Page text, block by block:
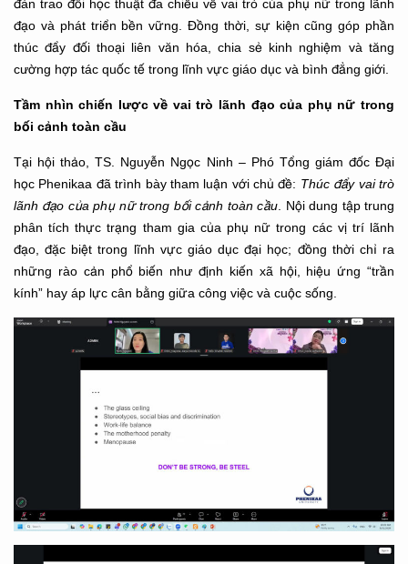
đàn trao đổi học thuật đa chiều về vai trò của phụ nữ trong lãnh
đạo và phát triển bền vững. Đồng thời, sự kiện cũng góp phần
thúc đẩy đối thoại liên văn hóa, chia sẻ kinh nghiệm và tăng
cường hợp tác quốc tế trong lĩnh vực giáo dục và bình đẳng giới.
Tầm nhìn chiến lược về vai trò lãnh đạo của phụ nữ trong
bối cảnh toàn cầu
Tại hội thảo, TS. Nguyễn Ngọc Ninh – Phó Tổng giám đốc Đại
học Phenikaa đã trình bày tham luận với chủ đề: Thúc đẩy vai trò
lãnh đạo của phụ nữ trong bối cảnh toàn cầu . Nội dung tập trung
phân tích thực trạng tham gia của phụ nữ trong các vị trí lãnh
đạo, đặc biệt trong lĩnh vực giáo dục đại học; đồng thời chỉ ra
những rào cản phổ biến như định kiến xã hội, hiệu ứng “trần
kính” hay áp lực cân bằng giữa công việc và cuộc sống.